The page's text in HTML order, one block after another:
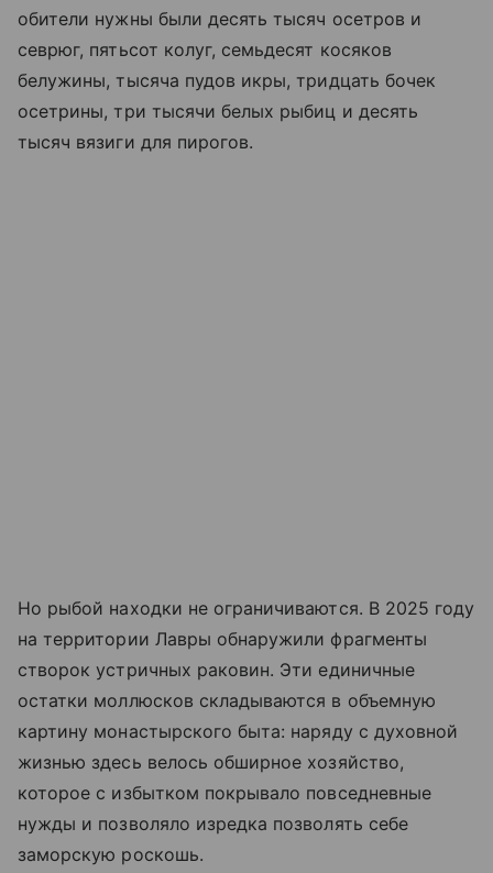
обители нужны были десять тысяч осетров и
севрюг, пятьсот колуг, семьдесят косяков
белужины, тысяча пудов икры, тридцать бочек
осетрины, три тысячи белых рыбиц и десять
тысяч вязиги для пирогов.
Но рыбой находки не ограничиваются. В 2025 году
на территории Лавры обнаружили фрагменты
створок устричных раковин. Эти единичные
остатки моллюсков складываются в объемную
картину монастырского быта: наряду с духовной
жизнью здесь велось обширное хозяйство,
которое с избытком покрывало повседневные
нужды и позволяло изредка позволять себе
заморскую роскошь.